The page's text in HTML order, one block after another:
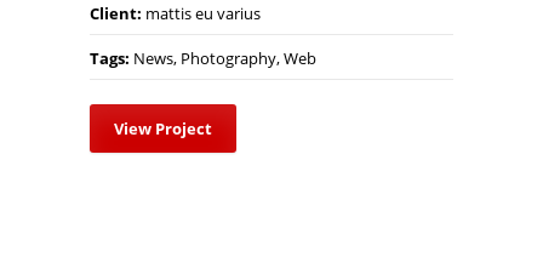
Client: mattis eu varius
Tags: News, Photography, Web
View Project